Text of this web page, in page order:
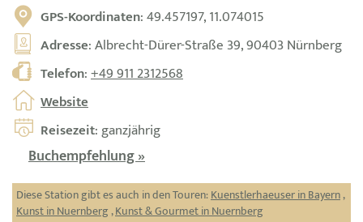
GPS-Koordinaten: 49.457197, 11.074015
Adresse: Albrecht-Dürer-Straße 39, 90403 Nürnberg
Telefon:+49 911 2312568
Website
Reisezeit: ganzjährig
Buchempfehlung »
Diese Station gibt es auch in den Touren:Kuenstlerhaeuser in Bayern,
Kunst in Nuernberg ,Kunst & Gourmet in Nuernberg